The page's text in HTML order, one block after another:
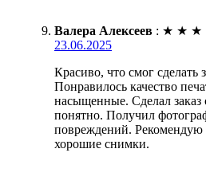
Валера Алексеев : ★ ★ ★
23.06.2025
Красиво, что смог сделать
Понравилось качество
насыщенные. Сделал заказ
понятно. Получил
повреждений. Рекомендую
хорошие снимки.